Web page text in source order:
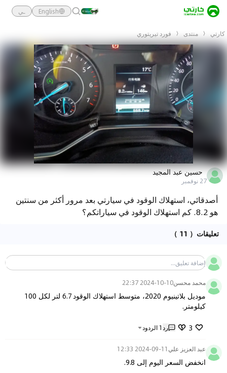
English ـي
كارتي منتدى فورد تيريتوري
حسين عبد المجيد
27 نوفمبر
أصدقائي، استهلاك الوقود في سيارتي بعد مرور أكثر من سنتين
هو 8.2. كم استهلاك الوقود في سياراتكم؟
تعليقات （ 11 ）
محمد محسن2024-10-10 22:37
كيلومتر.
3
رد1الردود
عبد العزيز علي2024-09-11 12:33
انخفض السعر اليوم إلى 9.8.